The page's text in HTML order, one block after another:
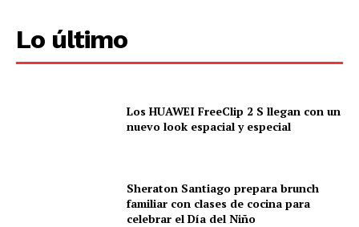
Lo último
Los HUAWEI FreeClip 2 S llegan con un
nuevo look espacial y especial
Sheraton Santiago prepara brunch
familiar con clases de cocina para
celebrar el Día del Niño